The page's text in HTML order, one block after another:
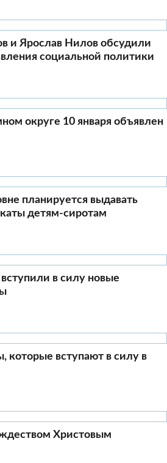
и Ярослав Нилов обсудили
социальной политики
округе 10 января объявлен
планируется выдавать
детям-сиротам
в силу новые
которые вступают в силу в
Христовым